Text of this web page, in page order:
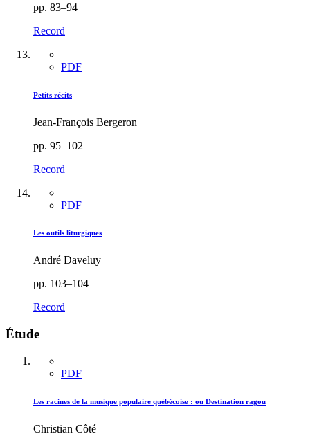
pp. 83–94
Record
PDF
Petits récits
Jean-François Bergeron
pp. 95–102
Record
PDF
Les outils liturgiques
André Daveluy
pp. 103–104
Record
Étude
PDF
Les racines de la musique populaire québécoise : ou Destination ragou
Christian Côté